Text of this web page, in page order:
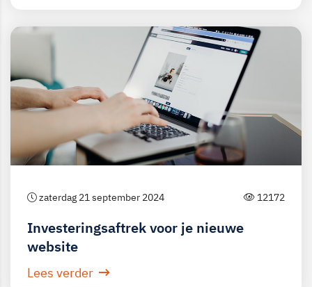
zaterdag 21 september 2024 12172
Investeringsaftrek voor je nieuwe
website
Lees verder